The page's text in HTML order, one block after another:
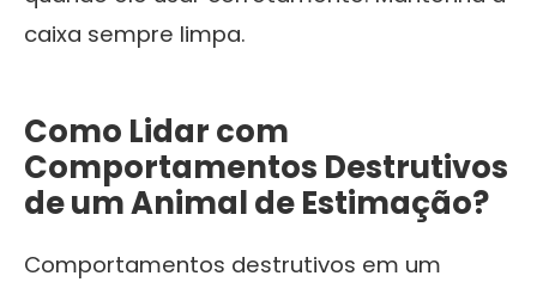
caixa sempre limpa.
Como Lidar com
Comportamentos Destrutivos
de um Animal de Estimação?
Comportamentos destrutivos em um